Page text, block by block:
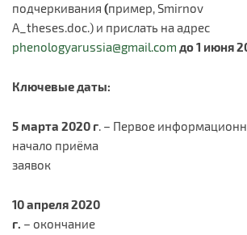
подчеркивания (пример, Smirnov
A_theses.doc.) и прислать на адрес
phenologyarussia@gmail.com до 1 июня
Ключевые даты:
5 марта 2020 г. – Первое
начало приёма
заявок
10апреля 2020
г. – окончание